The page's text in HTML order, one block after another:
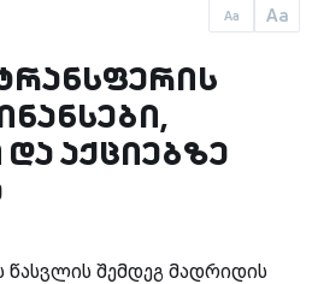
Aa Aa
აქციებზე
შემდეგ მადრიდის